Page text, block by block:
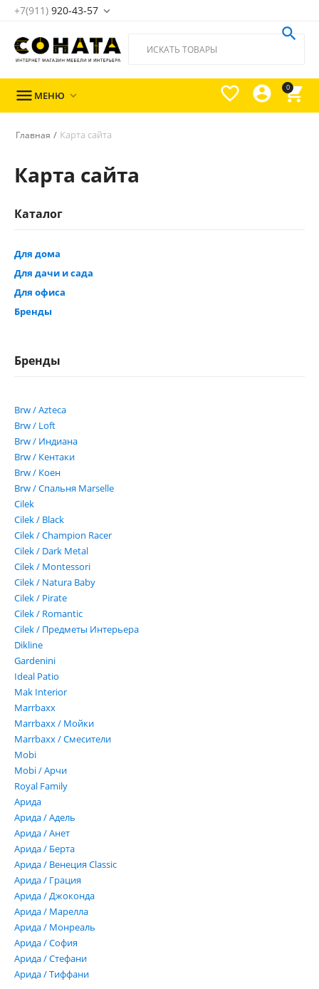
+7(911) 920-43-57 
0




 МЕНЮ 
Главная / Карта сайта
Карта сайта
Каталог
Для дома
Для дачи и сада
Для офиса
Бренды
Бренды
Brw / Azteca
Brw / Loft
Brw / Индиана
Brw / Кентаки
Brw / Коен
Brw / Спальня Marselle
Cilek
Cilek / Black
Cilek / Champion Racer
Cilek / Dark Metal
Cilek / Montessori
Cilek / Natura Baby
Cilek / Pirate
Cilek / Romantic
Cilek / Предметы Интерьера
Dikline
Gardenini
Ideal Patio
Mak Interior
Marrbaxx
Marrbaxx / Мойки
Marrbaxx / Смесители
Mobi
Mobi / Арчи
Royal Family
Арида
Арида / Адель
Арида / Анет
Арида / Берта
Арида / Венеция Classic
Арида / Грация
Арида / Джоконда
Арида / Марелла
Арида / Монреаль
Арида / София
Арида / Стефани
Арида / Тиффани